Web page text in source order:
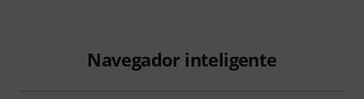
Navegador inteligente